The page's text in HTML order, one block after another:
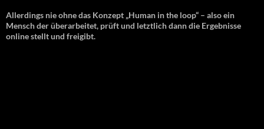
Allerdings nie ohne das Konzept „Human in the loop“ – also ein
Mensch der überarbeitet, prüft und letztlich dann die Ergebnisse
online stellt und freigibt.